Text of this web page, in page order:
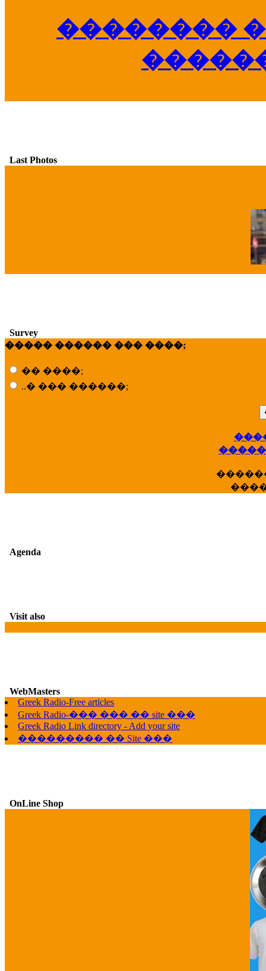
��������
Last Photos
Survey
����� ������ ��� ����;
�� ����;
..� ��� ������;
Agenda
Visit also
WebMasters
Greek Radio-Free articles
Greek Radio-��� ��� �� site ���
Greek Radio Link directory - Add your site
��������� �� Site ���
OnLine Shop